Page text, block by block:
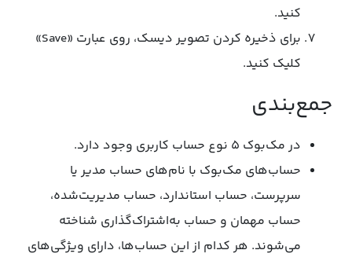
کنید.
برای ذخیره کردن تصویر دیسک، روی عبارت «Save»
کلیک کنید.
جمع‌بندی
در مک‌بوک ۵ نوع حساب کاربری وجود دارد.
حساب‌های مک‌بوک با نام‌های حساب مدیر یا
سرپرست، حساب استاندارد، حساب مدیریت‌شده،
حساب مهمان و حساب به‌اشتراک‌گذاری شناخته
می‌شوند. هر کدام از این حساب‌ها، دارای ویژگی‌های